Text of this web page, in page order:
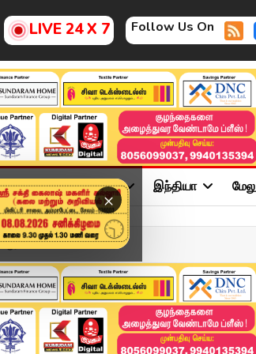
LIVE 24 X 7 Follow Us On
×
விளையாட்டு இந்தியா